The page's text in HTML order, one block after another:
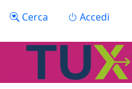
Menu profilo
Cerca Accedi